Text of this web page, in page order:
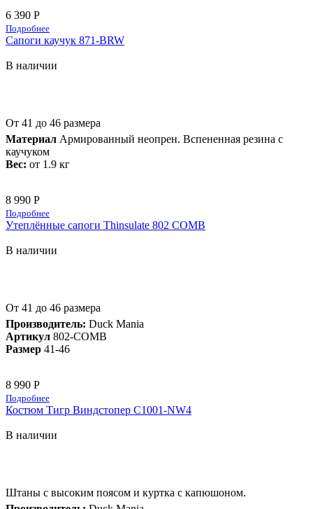
6 390 Р
Подробнее
Сапоги каучук 871-BRW
В наличии
От 41 до 46 размера
Материал Армированный неопрен. Вспененная резина с
каучуком
Вес: от 1.9 кг
8 990 Р
Подробнее
Утеплённые сапоги Thinsulate 802 COMB
В наличии
От 41 до 46 размера
Производитель: Duck Mania
Артикул 802-COMB
Размер 41-46
8 990 Р
Подробнее
Костюм Тигр Виндстопер C1001-NW4
В наличии
Штаны с высоким поясом и куртка с капюшоном.